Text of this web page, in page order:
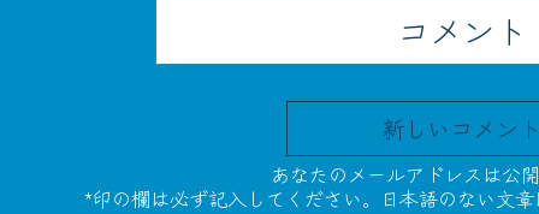
コメント
新しいコメン
あなたのメールアドレスは公
*印の欄は必ず記入してください。日本語のない文